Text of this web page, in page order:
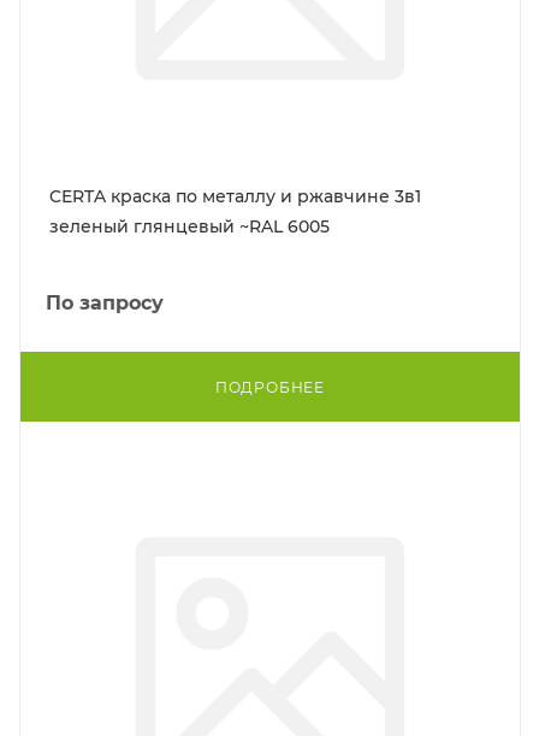
CERTA краска по металлу и ржавчине 3в1
зеленый глянцевый ~RAL 6005
По запросу
ПОДРОБНЕЕ